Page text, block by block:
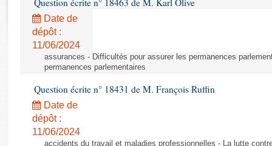
Rapports d'enquête
Rapports législatifs
Rapports sur l'application des lois
Baromètre de l’application des lois
Budget et sécurité sociale
Questions écrites et orales
Comptes rendus des débats
Question écrite n° 18463 de M. Karl Olive
Date de
dépôt :
11/06/2024
assurances - Difficultés pour assurer les permanences
permanences parlementaires
Question écrite n° 18431 de M. François Ruffin
Date de
dépôt :
11/06/2024
accidents du travail et maladies professionnelles - La lutte